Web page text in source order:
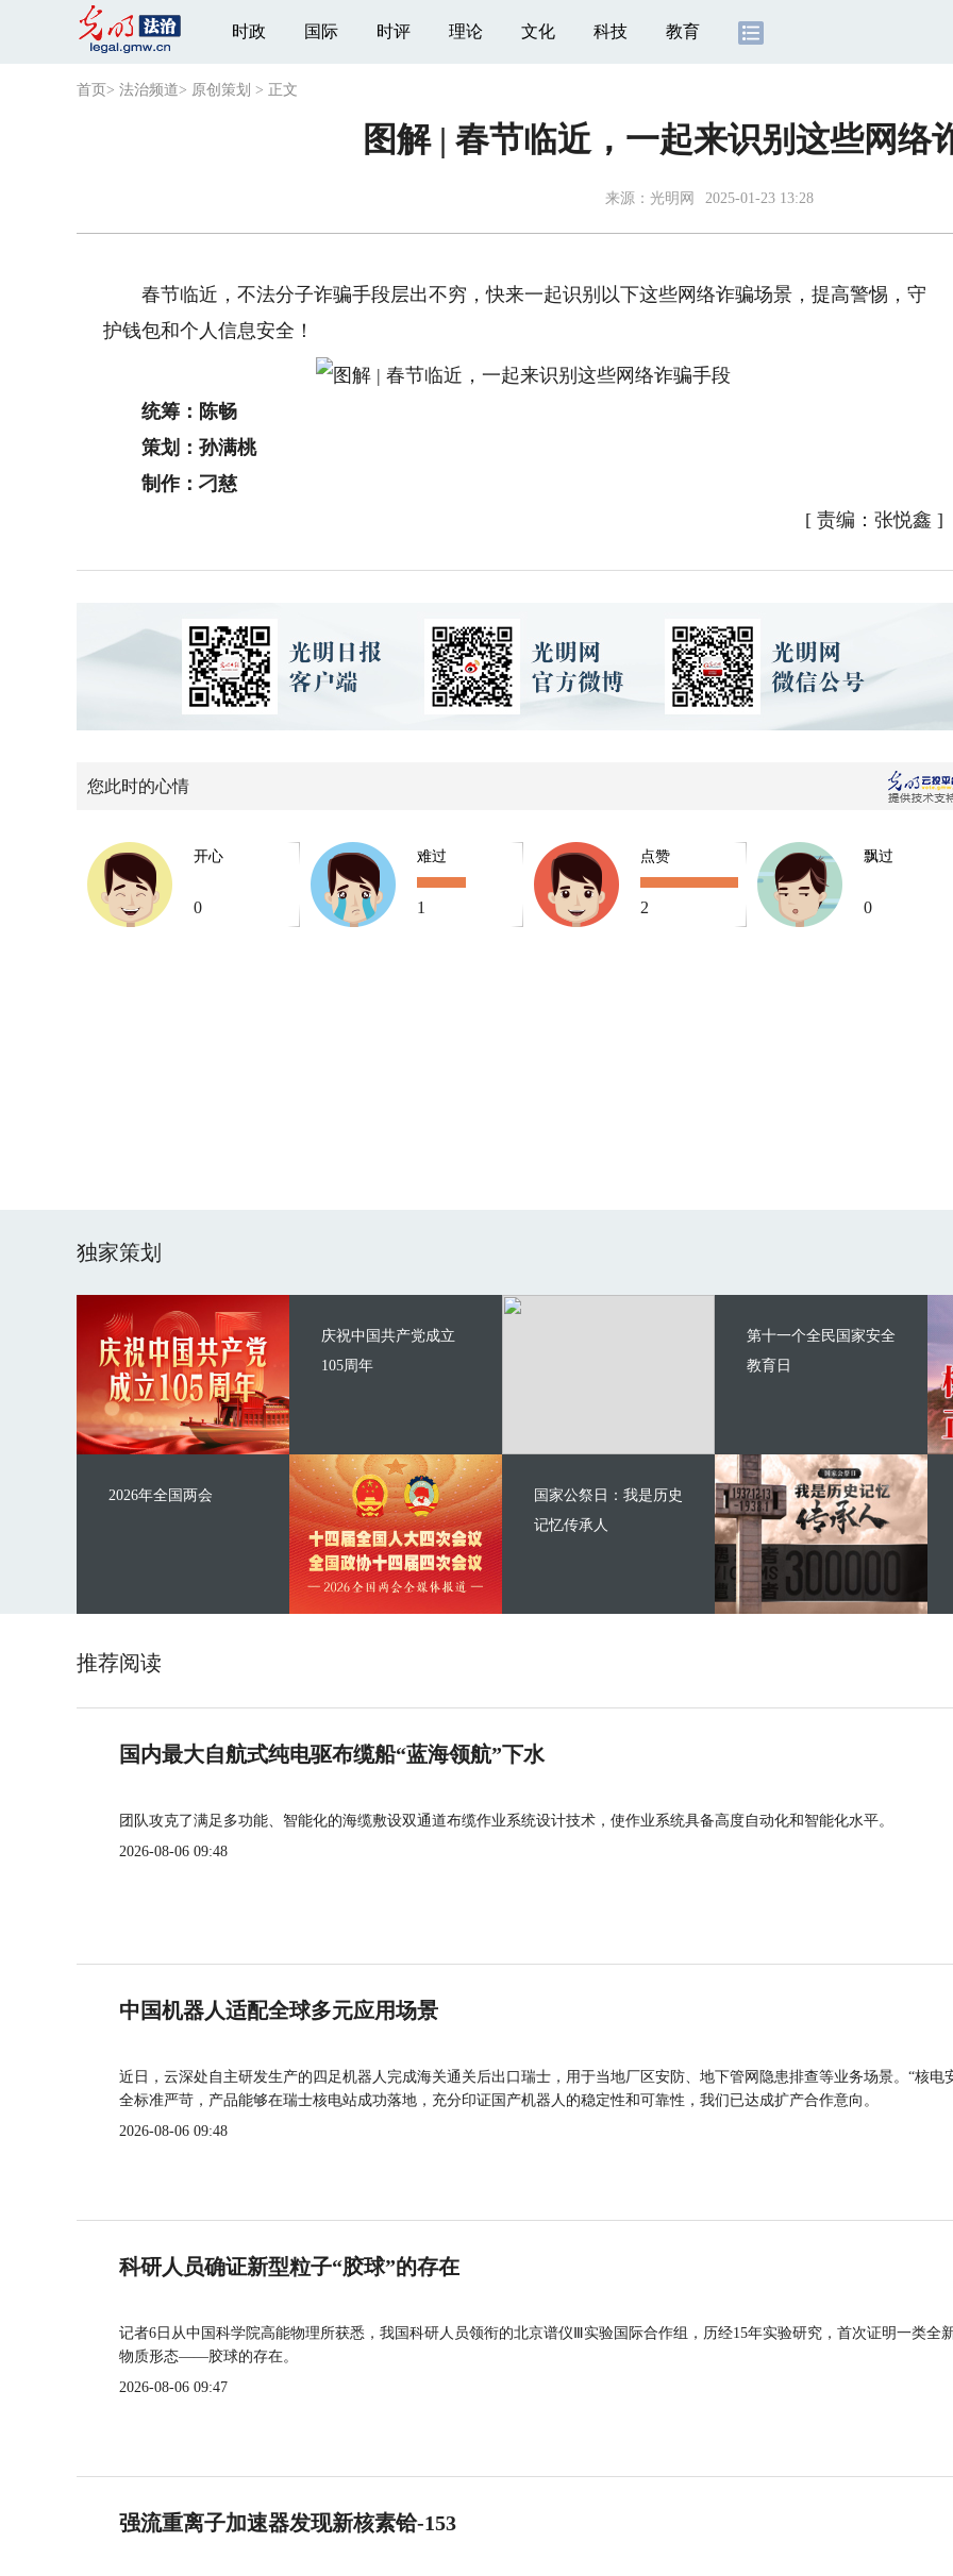
时政 国际 时评 理论 文化 科技 教育
首页 > 法治频道> 原创策划 > 正文
图解 | 春节临近，一起来识别这些网络
来源： 光明网 2025-01-23 13:28
春节临近，不法分子诈骗手段层出不穷，快来一起识别以下这些网络诈骗场景，提高警惕，守
护钱包和个人信息安全！
统筹：陈畅
策划：孙满桃
制作：刁慈
[ 责编：张悦鑫 ]
您此时的心情
开心
0
难过
1
点赞
2
飘过
0
独家策划
庆祝中国共产党成立
105周年
2026年全国两会
第十一个全民国家安全
教育日
国家公祭日：我是历史
记忆传承人
推荐阅读
国内最大自航式纯电驱布缆船“蓝海领航”下水
团队攻克了满足多功能、智能化的海缆敷设双通道布缆作业系统设计技术，使作业系统具备高度自动化和智能化水平。
2026-08-06 09:48
中国机器人适配全球多元应用场景
近日，云深处自主研发生产的四足机器人完成海关通关后出口瑞士，用于当地厂区安防、地下管网隐患排查等业务场景。“核电
全标准严苛，产品能够在瑞士核电站成功落地，充分印证国产机器人的稳定性和可靠性，我们已达成扩产合作意向。
2026-08-06 09:48
科研人员确证新型粒子“胶球”的存在
记者6日从中国科学院高能物理所获悉，我国科研人员领衔的北京谱仪Ⅲ实验国际合作组，历经15年实验研究，首次证明一类全
物质形态——胶球的存在。
2026-08-06 09:47
强流重离子加速器发现新核素铪-153